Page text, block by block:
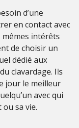
d’une
en contact avec
intérêts
de choisir un
dédié aux
clavardage. Ils
jour le meilleur
avec qui
sa vie.